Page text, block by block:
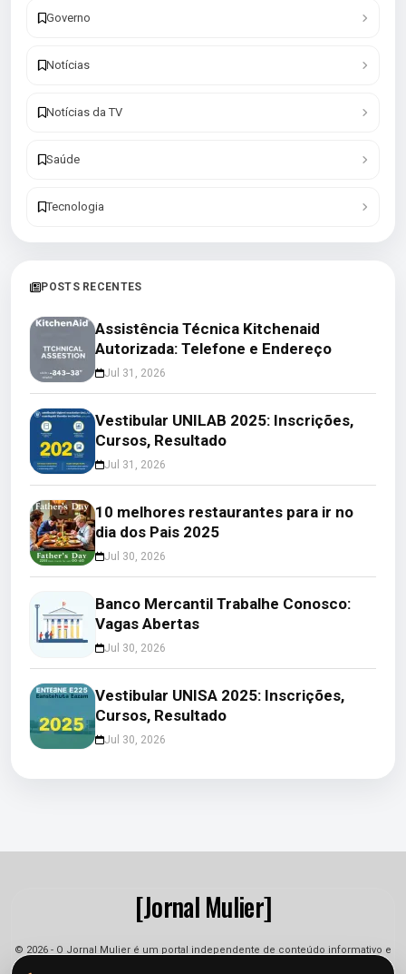
Governo
Notícias
Notícias da TV
Saúde
Tecnologia
POSTS RECENTES
Assistência Técnica Kitchenaid
Autorizada: Telefone e Endereço
Jul 31, 2026
Vestibular UNILAB 2025: Inscrições,
Cursos, Resultado
Jul 31, 2026
10 melhores restaurantes para ir no
dia dos Pais 2025
Jul 30, 2026
Banco Mercantil Trabalhe Conosco:
Vagas Abertas
Jul 30, 2026
Vestibular UNISA 2025: Inscrições,
Cursos, Resultado
Jul 30, 2026
[Jornal Mulier]
© 2026 - O Jornal Mulier é um portal independente de conteúdo informativo e